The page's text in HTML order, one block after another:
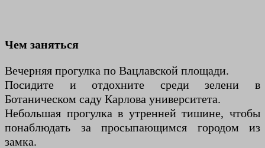
Чем заняться
Вечерняя прогулка по Вацлавской площади.
Посидите и отдохните среди зелени в
Ботаническом саду Карлова университета.
Небольшая прогулка в утренней тишине, чтобы
понаблюдать за просыпающимся городом из
замка.